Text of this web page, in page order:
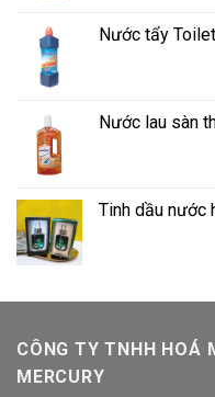
Nước tẩy
Nước lau sàn
Tinh dầu nước
CÔNG TY TNHH HOÁ
MERCURY